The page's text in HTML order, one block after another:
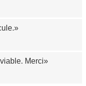
Merci